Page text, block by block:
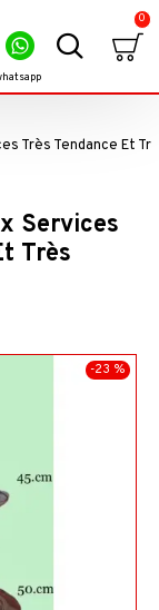
0
Très Tendance Et Tr
Services
Très
-23 %